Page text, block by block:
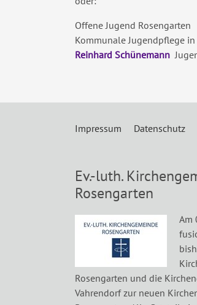
Offene Jugend Rosengarten
Kommunale Jugendpflege
Reinhard Schünemann
Impressum Datenschutz
Ev.-luth.
Rosengarten
Am
Rosengarten und die
Vahrendorf zur neuen